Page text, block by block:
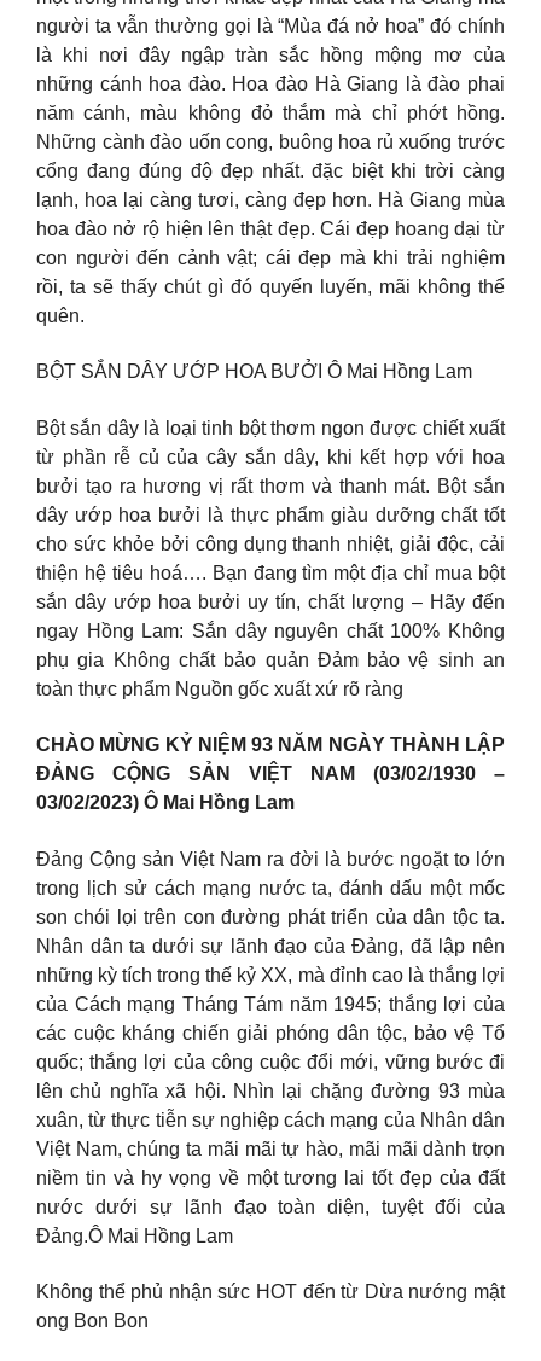
người ta vẫn thường gọi là “Mùa đá nở hoa” đó chính
là khi nơi đây ngập tràn sắc hồng mộng mơ của
những cánh hoa đào. Hoa đào Hà Giang là đào phai
năm cánh, màu không đỏ thắm mà chỉ phớt hồng.
Những cành đào uốn cong, buông hoa rủ xuống trước
cổng đang đúng độ đẹp nhất. đặc biệt khi trời càng
lạnh, hoa lại càng tươi, càng đẹp hơn. Hà Giang mùa
hoa đào nở rộ hiện lên thật đẹp. Cái đẹp hoang dại từ
con người đến cảnh vật; cái đẹp mà khi trải nghiệm
rồi, ta sẽ thấy chút gì đó quyến luyến, mãi không thể
quên.
BỘT SẮN DÂY ƯỚP HOA BƯỞI Ô Mai Hồng Lam
Bột sắn dây là loại tinh bột thơm ngon được chiết xuất
từ phần rễ củ của cây sắn dây, khi kết hợp với hoa
bưởi tạo ra hương vị rất thơm và thanh mát. Bột sắn
dây ướp hoa bưởi là thực phẩm giàu dưỡng chất tốt
cho sức khỏe bởi công dụng thanh nhiệt, giải độc, cải
thiện hệ tiêu hoá…. Bạn đang tìm một địa chỉ mua bột
sắn dây ướp hoa bưởi uy tín, chất lượng – Hãy đến
ngay Hồng Lam: Sắn dây nguyên chất 100% Không
phụ gia Không chất bảo quản Đảm bảo vệ sinh an
toàn thực phẩm Nguồn gốc xuất xứ rõ ràng
CHÀO MỪNG KỶ NIỆM 93 NĂM NGÀY THÀNH LẬP
ĐẢNG CỘNG SẢN VIỆT NAM (03/02/1930 –
03/02/2023) Ô Mai Hồng Lam
Đảng Cộng sản Việt Nam ra đời là bước ngoặt to lớn
trong lịch sử cách mạng nước ta, đánh dấu một mốc
son chói lọi trên con đường phát triển của dân tộc ta.
Nhân dân ta dưới sự lãnh đạo của Đảng, đã lập nên
những kỳ tích trong thế kỷ XX, mà đỉnh cao là thắng lợi
của Cách mạng Tháng Tám năm 1945; thắng lợi của
các cuộc kháng chiến giải phóng dân tộc, bảo vệ Tổ
quốc; thắng lợi của công cuộc đổi mới, vững bước đi
lên chủ nghĩa xã hội. Nhìn lại chặng đường 93 mùa
xuân, từ thực tiễn sự nghiệp cách mạng của Nhân dân
Việt Nam, chúng ta mãi mãi tự hào, mãi mãi dành trọn
niềm tin và hy vọng về một tương lai tốt đẹp của đất
nước dưới sự lãnh đạo toàn diện, tuyệt đối của
Đảng.Ô Mai Hồng Lam
Không thể phủ nhận sức HOT đến từ Dừa nướng mật
ong Bon Bon